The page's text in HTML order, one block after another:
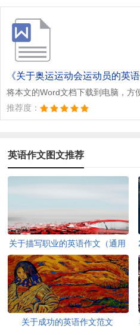
《关于奥运运动会运动员的英语
将本文的Word文档下载到电脑，方
推荐度：
英语作文图文推荐
关于描写职业的英语作文（通用
13篇）
关于成功的英语作文范文